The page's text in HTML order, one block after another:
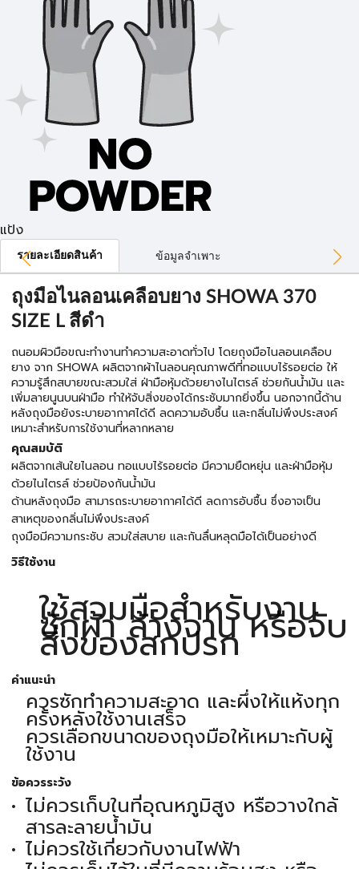
แป้ง
รายละเอียดสินค้า ข้อมูลจำเพาะ
ถุงมือไนลอนเคลือบยาง SHOWA 370
SIZE L สีดำ
ถนอมผิวมือขณะทำงานทำความสะอาดทั่วไป โดยถุงมือไนลอนเคลือบ
ยาง จาก SHOWA ผลิตจากผ้าไนลอนคุณภาพดีที่ทอแบบไร้รอยต่อ ให้
ความรู้สึกสบายขณะสวมใส่ ฝ่ามือหุ้มด้วยยางไนไตรล์ ช่วยกันน้ำมัน และ
เพิ่มลายนูนบนฝ่ามือ ทำให้จับสิ่งของได้กระชับมากยิ่งขึ้น นอกจากนี้ด้าน
หลังถุงมือยังระบายอากาศได้ดี ลดความอับชื้น และกลิ่นไม่พึงประสงค์
เหมาะสำหรับการใช้งานที่หลากหลาย
คุณสมบัติ
ผลิตจากเส้นใยไนลอน ทอแบบไร้รอยต่อ มีความยืดหยุ่น และฝ่ามือหุ้ม
ด้วยไนไตรล์ ช่วยป้องกันน้ำมัน
ด้านหลังถุงมือ สามารถระบายอากาศได้ดี ลดการอับชื้น ซึ่งอาจเป็น
สาเหตุของกลิ่นไม่พึงประสงค์
ถุงมือมีความกระชับ สวมใส่สบาย และกันลื่นหลุดมือได้เป็นอย่างดี
วิธีใช้งาน
ใช้สวมมือสำหรับงาน
ซักผ้า ล้างจาน หรือจับ
สิ่งของสกปรก
คำแนะนำ
ควรซักทำความสะอาด และผึ่งให้แห้งทุก
ครั้งหลังใช้งานเสร็จ
ควรเลือกขนาดของถุงมือให้เหมาะกับผู้
ใช้งาน
ข้อควรระวัง
ไม่ควรเก็บในที่อุณหภูมิสูง หรือวางใกล้
สารละลายน้ำมัน
ไม่ควรใช้เกี่ยวกับงานไฟฟ้า